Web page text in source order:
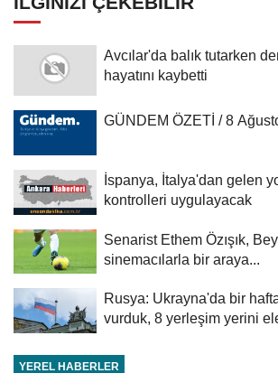
Avcılar'da balık tutarken
hayatını kaybetti
GÜNDEM ÖZETİ / 8
İspanya, İtalya'dan gelen
kontrolleri uygulayacak
Senarist Ethem Özışık,
sinemacılarla bir araya...
Rusya: Ukrayna'da bir
vurduk, 8 yerleşim yerini
YEREL HABERLER